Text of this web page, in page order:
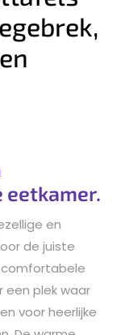
eetkamer.
en
de juiste
plek waar
voor heerlijke